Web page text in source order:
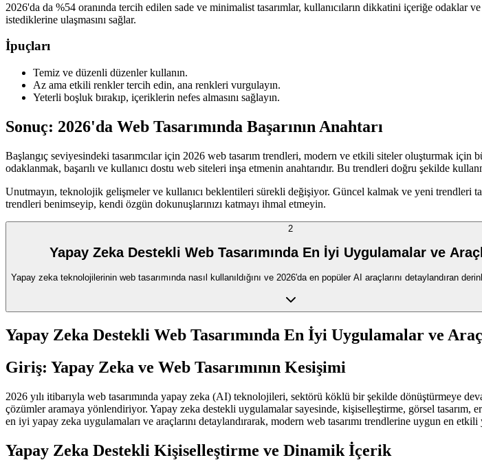
2026'da da %54 oranında tercih edilen sade ve minimalist tasarımlar, kullanıcıların dikkatini içeriğe odaklar
istediklerine ulaşmasını sağlar.
İpuçları
Temiz ve düzenli düzenler kullanın.
Az ama etkili renkler tercih edin, ana renkleri vurgulayın.
Yeterli boşluk bırakıp, içeriklerin nefes almasını sağlayın.
Sonuç: 2026'da Web Tasarımında Başarının Anahtarı
Başlangıç seviyesindeki tasarımcılar için 2026 web tasarım trendleri, modern ve etkili siteler oluşturmak
odaklanmak, başarılı ve kullanıcı dostu web siteleri inşa etmenin anahtarıdır. Bu trendleri doğru şekilde
Unutmayın, teknolojik gelişmeler ve kullanıcı beklentileri sürekli değişiyor. Güncel kalmak ve yeni trendleri
trendleri benimseyip, kendi özgün dokunuşlarınızı katmayı ihmal etmeyin.
2
Yapay Zeka Destekli Web Tasarımında En İyi Uygulamalar ve
Yapay zeka teknolojilerinin web tasarımında nasıl kullanıldığını ve 2026'da en popüler AI araçlarını detaylandıran
Yapay Zeka Destekli Web Tasarımında En İyi Uygulamalar ve
Giriş: Yapay Zeka ve Web Tasarımının Kesişimi
2026 yılı itibarıyla web tasarımında yapay zeka (AI) teknolojileri, sektörü köklü bir şekilde dönüştürmeye
çözümler aramaya yönlendiriyor. Yapay zeka destekli uygulamalar sayesinde, kişiselleştirme, görsel
en iyi yapay zeka uygulamaları ve araçlarını detaylandırarak, modern web tasarımı trendlerine uygun en etkili
Yapay Zeka Destekli Kişiselleştirme ve Dinamik İçerik